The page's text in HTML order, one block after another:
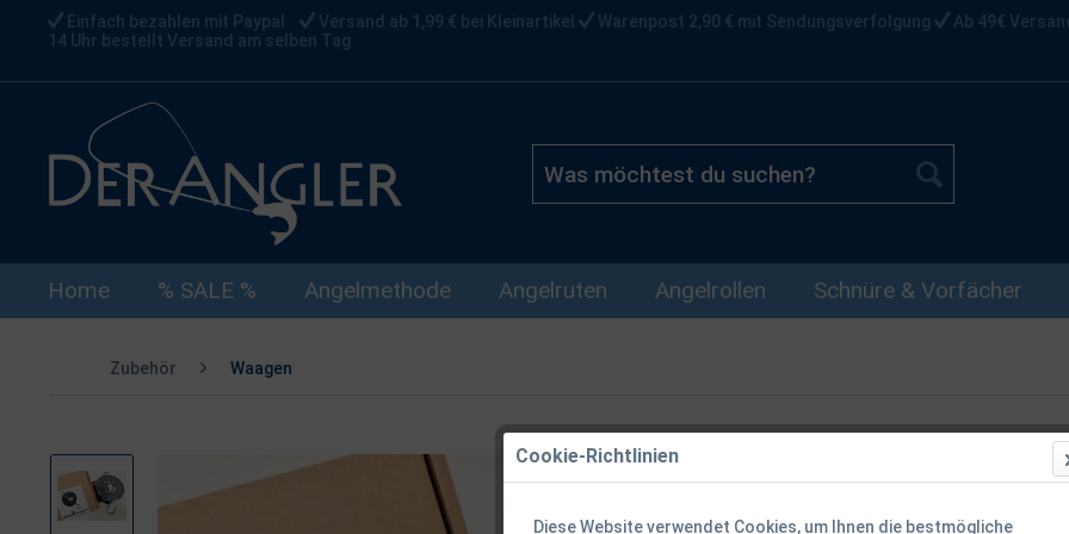
Einfach bezahlen mit Paypal Versand ab 1,99 € bei Kleinartikel Warenpost 2,90 € mit Sendungsverfolgung Ab 49€
14 Uhr bestellt Versand am selben Tag
Home % SALE % Angelmethode Angelruten Angelrollen Schnüre & Vorfächer
Zubehör Waagen
Korda
Cookie-Richtlinien
Diese Website verwendet Cookies, um Ihnen die bestmögliche